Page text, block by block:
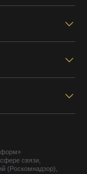
связи,
(Роскомнадзор),